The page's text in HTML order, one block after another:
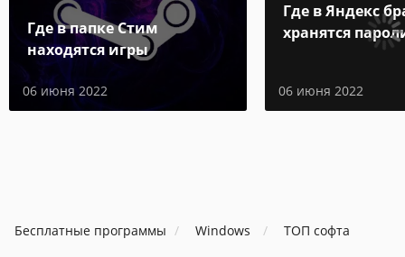
Где в папке Стим
находятся игры
06 июня 2022
Где в Яндекс
хранятся
06 июня 2022
Бесплатные программы Windows ТОП софта